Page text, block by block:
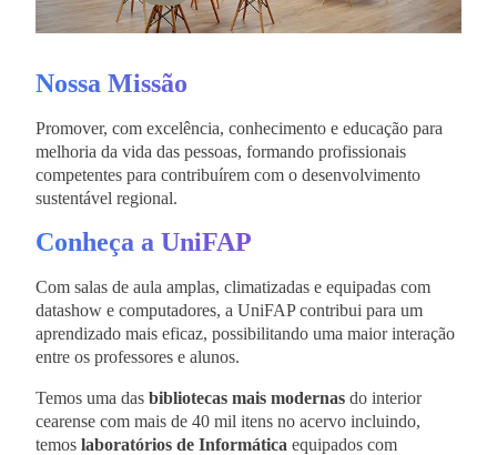
Nossa Missão
Promover, com excelência, conhecimento e educação para
melhoria da vida das pessoas, formando profissionais
competentes para contribuírem com o desenvolvimento
sustentável regional.
Conheça a UniFAP
Com salas de aula amplas, climatizadas e equipadas com
datashow e computadores, a UniFAP contribui para um
aprendizado mais eficaz, possibilitando uma maior interação
entre os professores e alunos.
Temos uma das bibliotecas mais modernas do interior
cearense com mais de 40 mil itens no acervo incluindo,
temos laboratórios de Informática equipados com